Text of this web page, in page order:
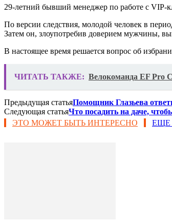
29-летний бывший менеджер по работе с VIP-
По версии следствия, молодой человек в
Затем он, злоупотребив доверием мужчины,
В настоящее время решается вопрос об
ЧИТАТЬ ТАКЖЕ: Велокоманда EF Pro
Предыдущая статьяПомощник Глазьева
Следующая статьяЧто посадить на даче,
ЭТО МОЖЕТ БЫТЬ ИНТЕРЕСНО
ЕЩЕ